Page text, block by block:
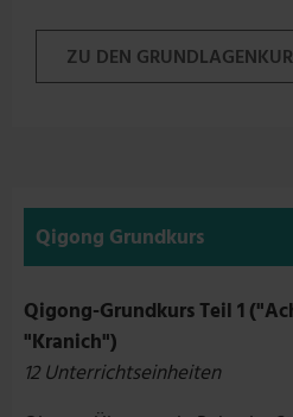
ZU DEN
Qigong Grundkurs
Qigong-Grundkurs Teil 1
"Kranich")
12 Unterrichtseinheiten